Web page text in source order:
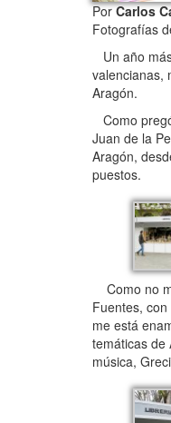
PorCarlos
Fotografías
Un año
valencianas,
Aragón.
Como
Juan de la
Aragón,
puestos.
Como no
Fuentes,
me está
temáticas de
música,